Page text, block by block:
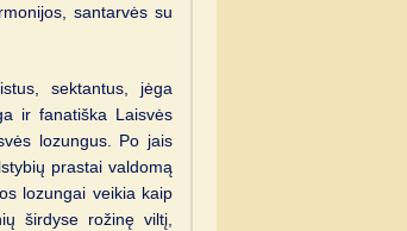
santarvės su
sektantus, jėga
ir fanatiška Laisvės
lozungus. Po jais
prastai valdomą
lozungai veikia kaip
širdyse rožinę viltį,